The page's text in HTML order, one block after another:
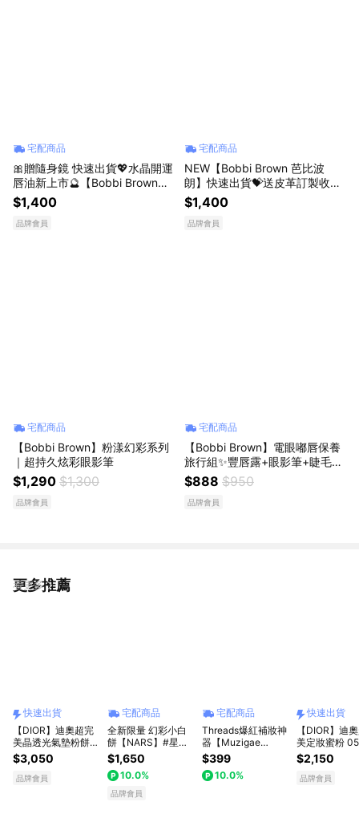
宅配商品
🎀贈隨身鏡 快速出貨💖水晶開運
唇油新上市🔮【Bobbi Brown】
晶鑽水晶豐盈護唇油 #水晶豐唇
油｜ 送女友 ｜生日禮物 亮出你
的好氣場
$1,400
品牌會員
宅配商品
NEW【Bobbi Brown 芭比波
朗】快速出貨💝送皮革訂製收納
包✨全新升級版 晶鑽修護潤色護
唇膏​ #唇紋消失棒 ｜ 送女友 送
男友 潤唇膏推薦 生日禮物 專櫃
$1,400
品牌會員
宅配商品
【Bobbi Brown】粉漾幻彩系列
｜超持久炫彩眼影筆
$1,290 $1,300
品牌會員
宅配商品
【Bobbi Brown】電眼嘟唇保養
旅行組✨豐唇露+眼影筆+睫毛膏
+維他命乳霜7ml｜生日禮物
$888 $950
品牌會員
更多推薦
看更多
快速出貨
【DIOR】迪奧超完
美晶透光氣墊粉餅
蝴蝶結 l 收禮者自選
色號 [快速出貨]
$3,050
品牌會員
宅配商品
全新限量 幻彩小白
餅【NARS】#星河
小白餅 裸光幻彩蜜
粉餅💜禮物獨家贈迷
你腮紅 | 持久定妝 輕
盈提亮🫧 | 生日禮物
生日快樂 七夕 情人
$1,650
10.0%
品牌會員
宅配商品
Threads爆紅補妝神
器【Muzigae
Mansion】波光鏡面
蜜粉吸油面紙(鏡子X
氣墊粉撲X蜜粉控油
$399
10.0%
快速出貨
【DIOR】迪
美定妝蜜粉
粉 [快速出貨]
$2,150
品牌會員